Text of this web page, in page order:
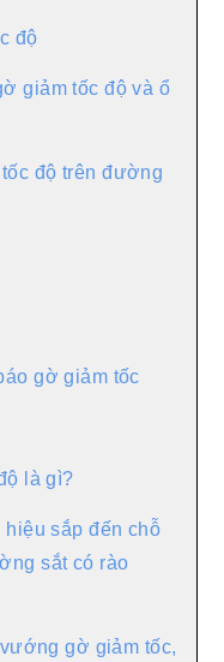
độ
giảm tốc độ và ổ
độ trên đường
gờ giảm tốc
là gì?
hiệu sắp đến chỗ
sắt có rào
gờ giảm tốc,